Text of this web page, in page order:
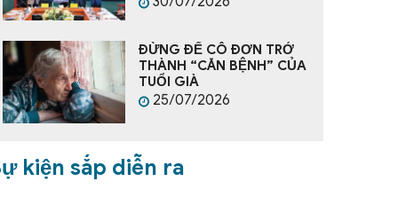
ĐỪNG ĐỂ CÔ ĐƠN TRỞ
THÀNH “CĂN BỆNH” CỦA
TUỔI GIÀ
25/07/2026
kiện sắp diễn ra